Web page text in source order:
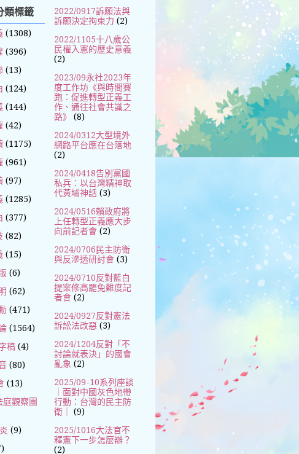
類標籤
(1308)
(396)
(13)
(124)
(144)
(42)
(1175)
(961)
(97)
(1285)
(377)
(82)
(15)
(6)
(62)
(471)
(1564)
稿 (4)
(80)
(13)
觀察團
(9)
2022/0917訴願法與
訴願決定拘束力 (2)
2022/1105十八歲公
民權入憲的歷史意義
(2)
2023/09永社2023年
度工作坊《與時間賽
跑：促進轉型正義工
作、通往社會共識之
路》
(8)
2024/0312大型境外
網路平台應在台落地
(2)
2024/0418告別黨國
私兵：以台灣精神取
代黃埔神話 (3)
2024/0516賴政府將
上任轉型正義應大步
向前記者會 (2)
2024/0706民主防衛
與反滲透研討會 (3)
2024/0710反對藍白
提案修高罷免難度記
者會 (2)
2024/0927反對憲法
訴訟法改惡 (3)
2024/1204反對「不
討論就表決」的國會
亂象 (2)
2025/09-10系列座談
｜面對中國灰色地帶
行動：台灣的民主防
衛｜
(9)
2025/1016大法官不
釋憲下一步怎麼辦？
(2)